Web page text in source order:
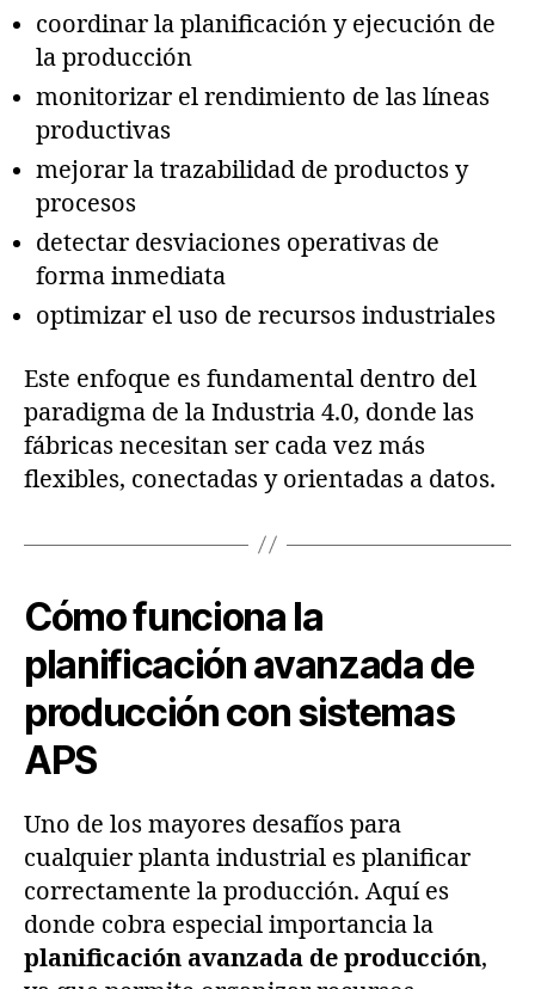
coordinar la planificación y ejecución de
la producción
monitorizar el rendimiento de las líneas
productivas
mejorar la trazabilidad de productos y
procesos
detectar desviaciones operativas de
forma inmediata
optimizar el uso de recursos industriales
Este enfoque es fundamental dentro del
paradigma de la Industria 4.0, donde las
fábricas necesitan ser cada vez más
flexibles, conectadas y orientadas a datos.
Cómo funciona la
planificación avanzada de
producción con sistemas
APS
Uno de los mayores desafíos para
cualquier planta industrial es planificar
correctamente la producción. Aquí es
donde cobra especial importancia la
planificación avanzada de producción,